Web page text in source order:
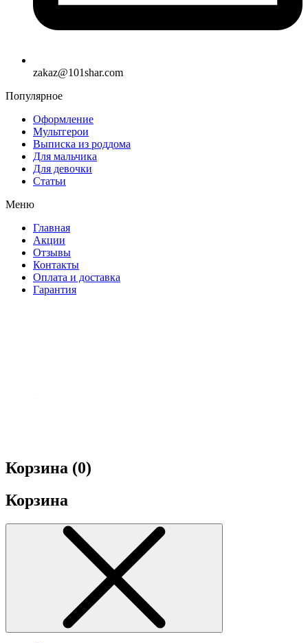
zakaz@101shar.com
Популярное
Оформление
Мультгерои
Выписка из роддома
Для мальчика
Для девочки
Статьи
Меню
Главная
Акции
Отзывы
Контакты
Оплата и доставка
Гарантия
Корзина (0)
Корзина